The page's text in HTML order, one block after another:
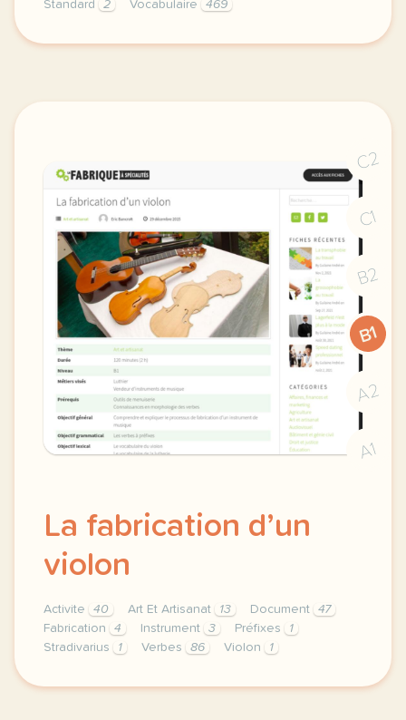
Standard
2 Vocabulaire 469
exercice b2 jazz pat metheny sort un nouvel
C2
C1
B2
B1
A2
A1
La fabrication d’un
violon
Activite 40 Art Et Artisanat 13 Document
47
Fabrication
4 Instrument 3 Préfixes
1
Stradivarius
1 Verbes 86 Violon 1
theme art et artisanat duree 120 minutes 2 h